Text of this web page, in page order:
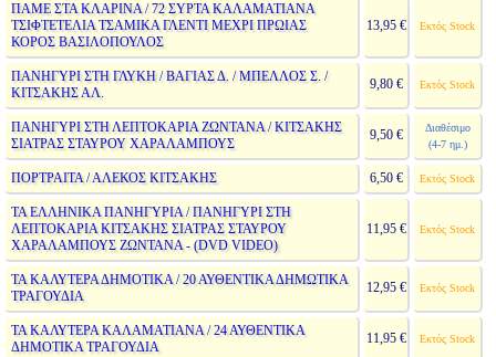
ΠΑΜΕ ΣΤΑ ΚΛΑΡΙΝΑ / 72 ΣΥΡΤΑ ΚΑΛΑΜΑΤΙΑΝΑ
ΤΣΙΦΤΕΤΕΛΙΑ ΤΣΑΜΙΚΑ ΓΛΕΝΤΙ ΜΕΧΡΙ ΠΡΩΙΑΣ
ΚΟΡΟΣ ΒΑΣΙΛΟΠΟΥΛΟΣ
13,95 € Εκτός Stock
ΠΑΝΗΓΥΡΙ ΣΤΗ ΓΛΥΚΗ / ΒΑΓΙΑΣ Δ. / ΜΠΕΛΛΟΣ Σ. /
ΚΙΤΣΑΚΗΣ ΑΛ.
9,80 € Εκτός Stock
ΠΑΝΗΓΥΡΙ ΣΤΗ ΛΕΠΤΟΚΑΡΙΑ ΖΩΝΤΑΝΑ / ΚΙΤΣΑΚΗΣ
ΣΙΑΤΡΑΣ ΣΤΑΥΡΟΥ ΧΑΡΑΛΑΜΠΟΥΣ
9,50 €
Διαθέσιμο
(4-7 ημ.)
ΠΟΡΤΡΑΙΤΑ / ΑΛΕΚΟΣ ΚΙΤΣΑΚΗΣ 6,50 € Εκτός Stock
ΤΑ ΕΛΛΗΝΙΚΑ ΠΑΝΗΓΥΡΙΑ / ΠΑΝΗΓΥΡΙ ΣΤΗ
ΛΕΠΤΟΚΑΡΙΑ ΚΙΤΣΑΚΗΣ ΣΙΑΤΡΑΣ ΣΤΑΥΡΟΥ
ΧΑΡΑΛΑΜΠΟΥΣ ΖΩΝΤΑΝΑ - (DVD VIDEO)
11,95 € Εκτός Stock
ΤΑ ΚΑΛΥΤΕΡΑ ΔΗΜΟΤΙΚΑ / 20 ΑΥΘΕΝΤΙΚΑ ΔΗΜΩΤΙΚΑ
ΤΡΑΓΟΥΔΙΑ
12,95 € Εκτός Stock
ΤΑ ΚΑΛΥΤΕΡΑ ΚΑΛΑΜΑΤΙΑΝΑ / 24 ΑΥΘΕΝΤΙΚΑ
ΔΗΜΟΤΙΚΑ ΤΡΑΓΟΥΔΙΑ
11,95 € Εκτός Stock